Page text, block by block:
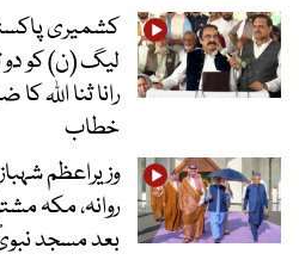
کشمیری
لیگ (ن) کو دو
رانا ثنا
خطاب
وزیراعظم
روانہ، مکہ
بعد مسجد